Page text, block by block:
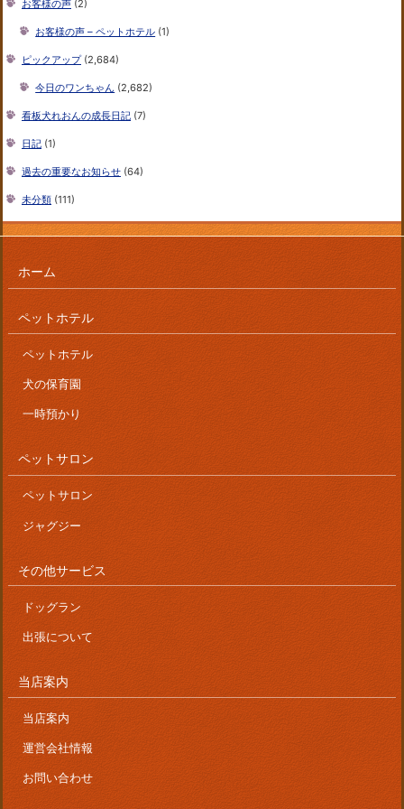
お客様の声 (2)
お客様の声 – ペットホテル (1)
ピックアップ(2,684)
今日のワンちゃん (2,682)
看板犬れおんの成長日記 (7)
日記 (1)
過去の重要なお知らせ (64)
未分類 (111)
ホーム
ペットホテル
ペットホテル
犬の保育園
一時預かり
ペットサロン
ペットサロン
ジャグジー
その他サービス
ドッグラン
出張について
当店案内
当店案内
運営会社情報
お問い合わせ